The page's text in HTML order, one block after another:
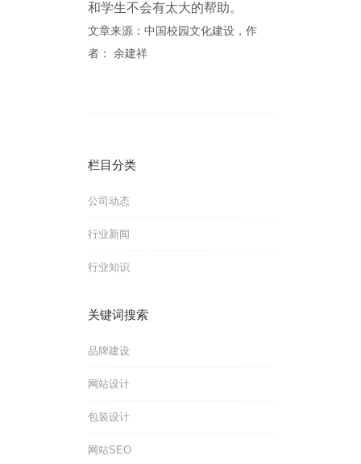
和学生不会有太大的帮助。
文章来源：中国校园文化建设，作
者： 余建祥
栏目分类
公司动态
行业新闻
行业知识
关键词搜索
品牌建设
网站设计
包装设计
网站SEO